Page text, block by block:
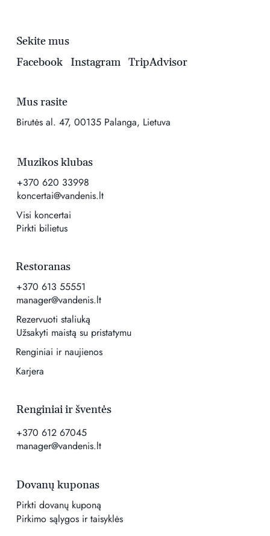
Mus rasite
Birutės al. 47, 00135 Palanga, Lietuva
Muzikos klubas
+370 620 33998
koncertai@vandenis.lt
Visi koncertai
Pirkti bilietus
Renginiai ir šventės
+370 612 67045
manager@vandenis.lt
Restoranas
+370 613 55551
manager@vandenis.lt
Rezervuoti staliuką
Užsakyti maistą su pristatymu
Renginiai ir naujienos
Karjera
Sekite mus
Facebook
Instagram TripAdvisor
Dovanų kuponas
Pirkti dovanų kuponą
Pirkimo sąlygos ir taisyklės